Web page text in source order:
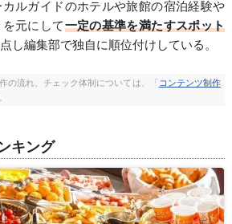
ルガイドのホテルや旅館の宿泊経験や
元にして一定の基準を満たすスポット
し編集部で独自に順位付けしている。
の流れ、チェック体制については、「 コンテンツ制作
キング